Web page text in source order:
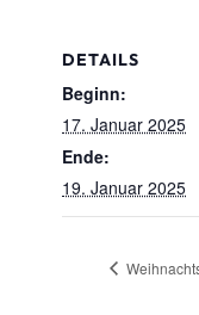
DETAILS
Beginn:
17. Januar 2025
Ende:
19. Januar 2025